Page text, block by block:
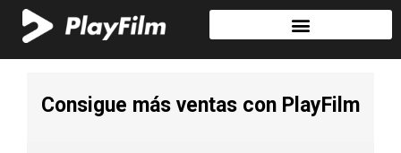
Consigue más ventas con PlayFilm